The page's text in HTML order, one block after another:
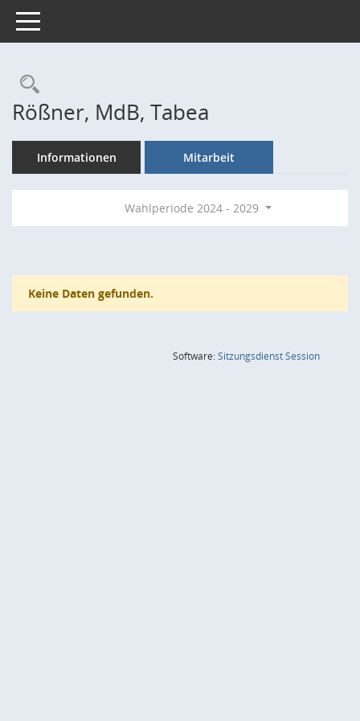
Toggle navigation
Rechercheauswahl
Rößner, MdB, Tabea
Informationen Mitarbeit
Wahlperiode 2024 - 2029
Keine Daten gefunden.
Software:SitzungsdienstSession(Wird in